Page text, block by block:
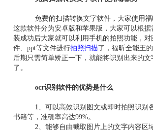
免费的扫描转换文字软件，大家使用福
这款软件分为安卓版和苹果版，大家可以根
装成功后大家就可以利用手机的拍照功能，对
件、ppt等文件进行拍照扫描了，福昕全能王
后期只需简单矫正一下，就能将识别出来的文
了。
ocr识别软件的优势是什么
1、可以高效识别图文或即时拍照识别各
书籍等，准确率高达99%。
2、能够自由截取图片上的文字内容区域